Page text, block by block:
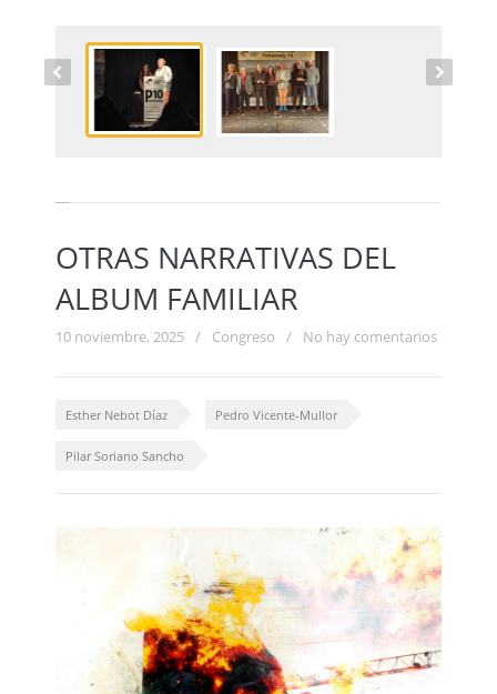
OTRAS NARRATIVAS DEL
ALBUM FAMILIAR
10 noviembre, 2025 / Congreso / No hay comentarios
Esther Nebot Díaz Pedro Vicente-Mullor
Pilar Soriano Sancho